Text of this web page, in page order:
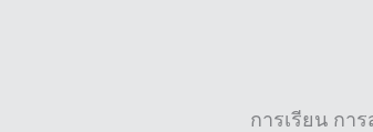
การเรียน กา